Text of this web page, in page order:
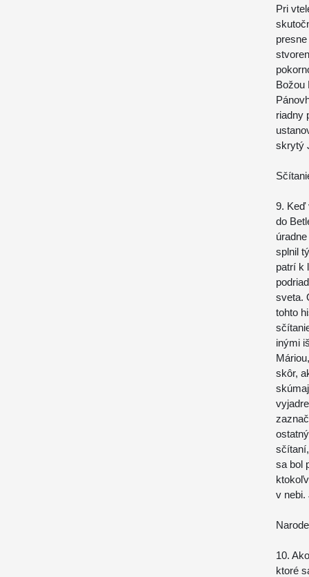
Pri
Božou
riadny
skrytý
9. Keď
do
splnil
patrí k
sveta.
tohto
inými
skôr,
sa bol
v nebi.
10.
ktoré